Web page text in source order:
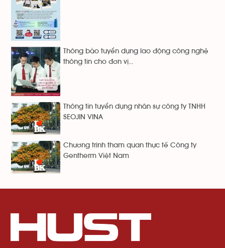
Thông báo tuyển dụng lao động công nghệ
thông tin cho đơn vị...
Thông tin tuyển dụng nhân sự công ty TNHH
SEOJIN VINA
Chương trình tham quan thực tế Công ty
Gentherm Việt Nam